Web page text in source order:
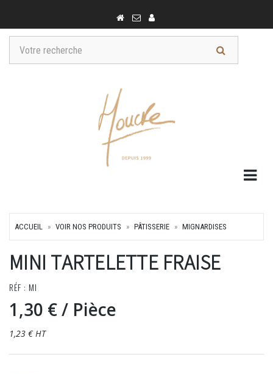
ACCUEIL VOIR NOS PRODUITS PÂTISSERIE MIGNARDISES
MINI TARTELETTE FRAISE
RÉF : MI
1,30 €/ Pièce
1,23 € HT